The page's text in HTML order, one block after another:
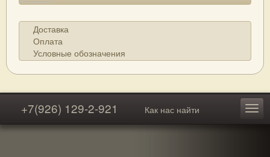
Доставка
Оплата
Условные обозначения
+7(926) 129-2-921 Как нас найти